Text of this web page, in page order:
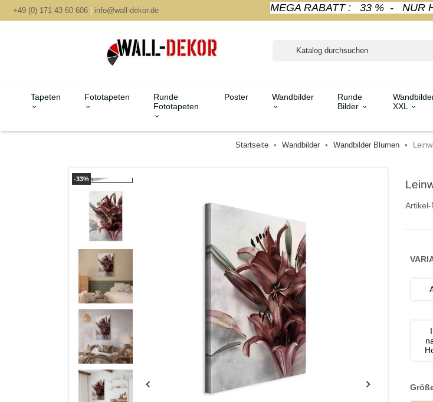
+49 (0) 171 43 60 606 | info@wall-dekor.de MEGA RABATT : 33 % - NUR
Tapeten Fototapeten
Runde
Fototapeten
Poster Wandbilder
Runde
Bilder
XXL
Startseite Wandbilder Wandbilder Blumen
-33%
Artikel-